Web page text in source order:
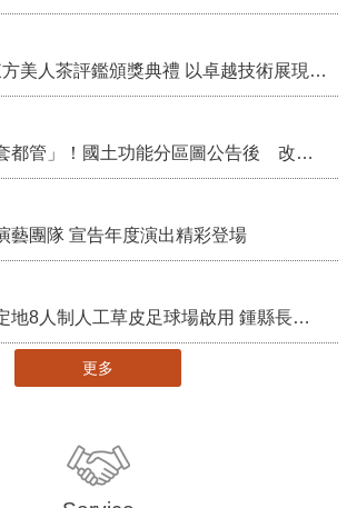
2026 年苗栗縣東方美人茶評鑑頒獎典禮 以卓越技術展現頂尖製茶實力！
「土地不會「兩套都管」！國土功能分區圖公告後 改依《國土計畫法》管制」
藝團隊 宣告年度演出精彩登場
山佳國小分校預定地8人制人工草皮足球場啟用 鍾縣長期勉帶動苗栗足球運動有更亮眼成績
更多